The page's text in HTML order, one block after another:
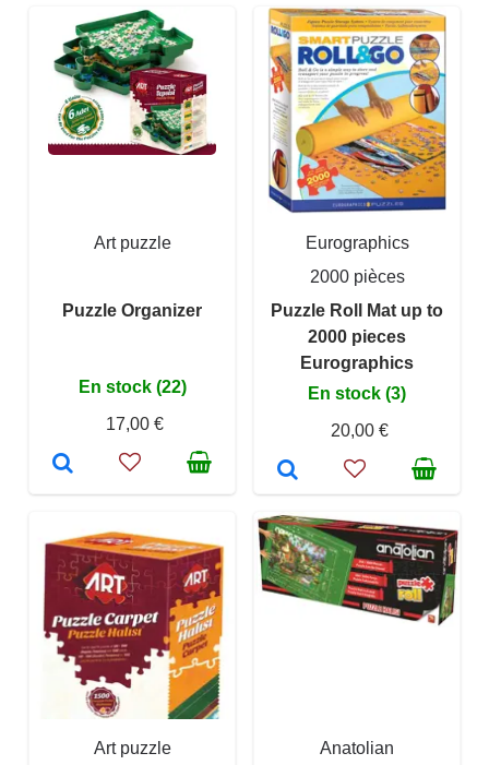
Art puzzle
Puzzle Organizer
En stock (22)
17,00 €
Eurographics
2000 pièces
Puzzle Roll Mat up to
2000 pieces
Eurographics
En stock (3)
20,00 €
Art puzzle
Anatolian